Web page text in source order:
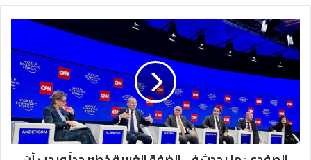
الصفدي:
ما
يحدث
الضفة
الغربية
خطير
جداً
ويجب